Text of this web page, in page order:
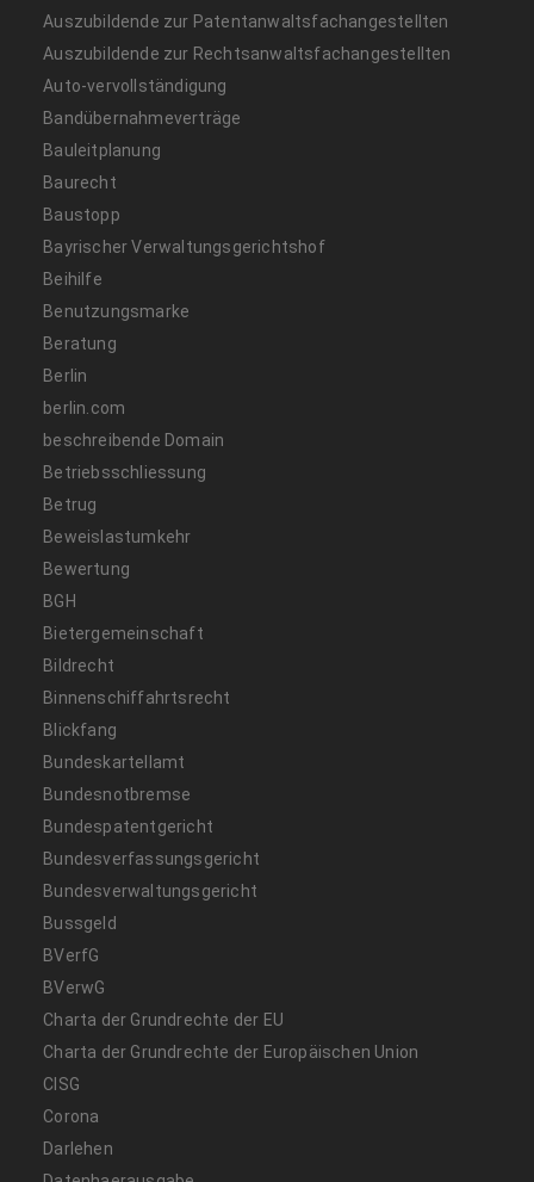
Auszubildende zur Patentanwaltsfachangestellten
Auszubildende zur Rechtsanwaltsfachangestellten
Auto-vervollständigung
Bandübernahmeverträge
Bauleitplanung
Baurecht
Baustopp
Bayrischer Verwaltungsgerichtshof
Beihilfe
Benutzungsmarke
Beratung
Berlin
berlin.com
beschreibende Domain
Betriebsschliessung
Betrug
Beweislastumkehr
Bewertung
BGH
Bietergemeinschaft
Bildrecht
Binnenschiffahrtsrecht
Blickfang
Bundeskartellamt
Bundesnotbremse
Bundespatentgericht
Bundesverfassungsgericht
Bundesverwaltungsgericht
Bussgeld
BVerfG
BVerwG
Charta der Grundrechte der EU
Charta der Grundrechte der Europäischen Union
CISG
Corona
Darlehen